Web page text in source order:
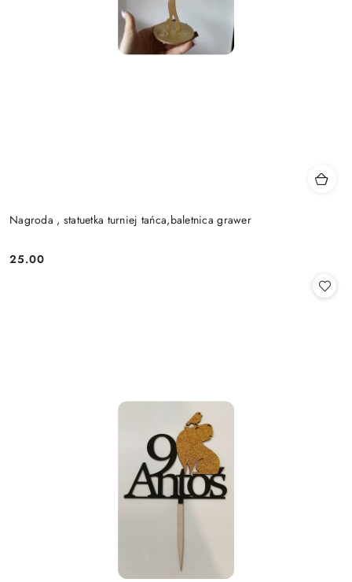
Nagroda , statuetka turniej tańca,baletnica grawer
Cena:
25.00